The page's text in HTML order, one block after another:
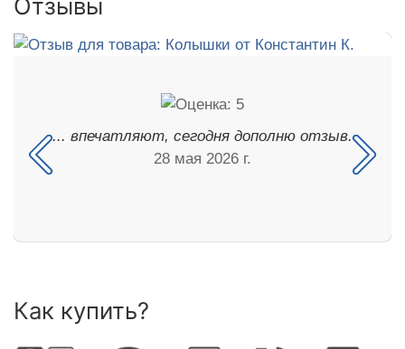
Отзывы
... впечатляют, сегодня дополню отзыв.
28 мая 2026 г.
Как купить?